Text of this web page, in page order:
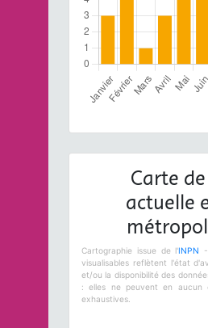
Carte
actuelle
Cartographie issue de l'INPN
visualisables reflètent l'état
et/ou la disponibilité des
: elles ne peuvent en aucun
exhaustives.